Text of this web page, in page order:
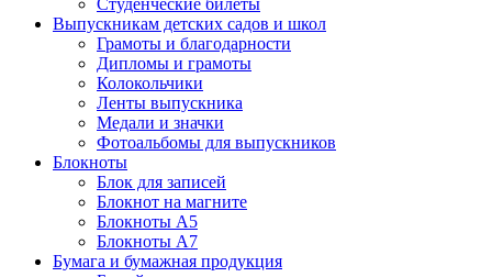
Студенческие билеты
Выпускникам детских садов и школ
Грамоты и благодарности
Дипломы и грамоты
Колокольчики
Ленты выпускника
Медали и значки
Фотоальбомы для выпускников
Блокноты
Блок для записей
Блокнот на магните
Блокноты А5
Блокноты А7
Бумага и бумажная продукция